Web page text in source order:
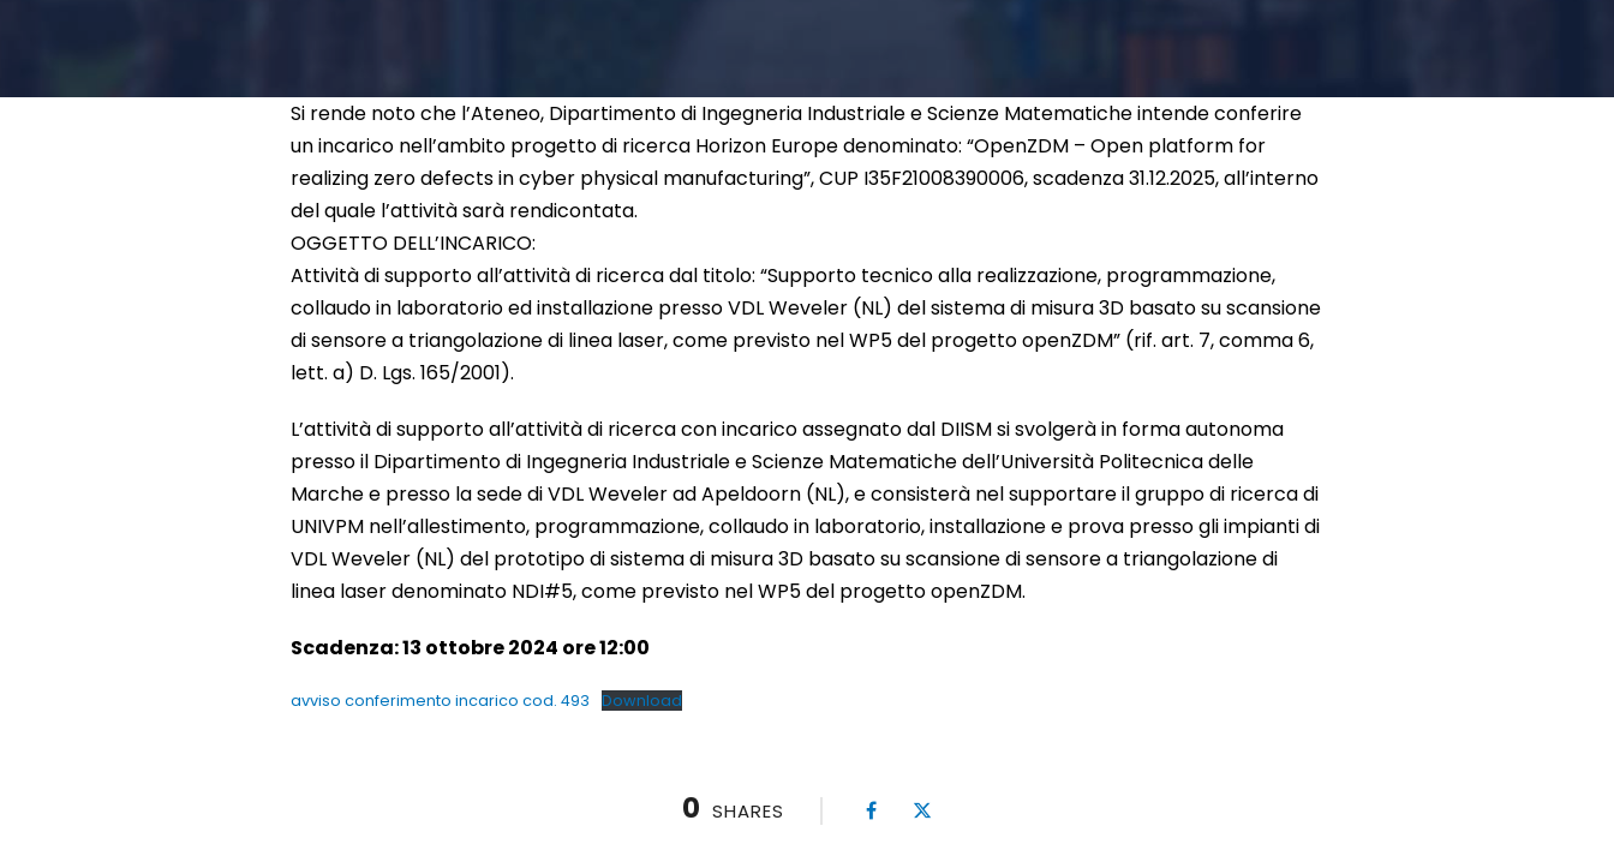
Si rende noto che l’Ateneo, Dipartimento di Ingegneria Industriale e Scienze Matematiche intende conferire
un incarico nell’ambito progetto di ricerca Horizon Europe denominato: “OpenZDM – Open platform for
realizing zero defects in cyber physical manufacturing”, CUP I35F21008390006, scadenza 31.12.2025, all’interno
del quale l’attività sarà rendicontata.
OGGETTO DELL’INCARICO:
Attività di supporto all’attività di ricerca dal titolo: “Supporto tecnico alla realizzazione, programmazione,
collaudo in laboratorio ed installazione presso VDL Weveler (NL) del sistema di misura 3D basato su scansione
di sensore a triangolazione di linea laser, come previsto nel WP5 del progetto openZDM” (rif. art. 7, comma 6,
lett. a) D. Lgs. 165/2001).
L’attività di supporto all’attività di ricerca con incarico assegnato dal DIISM si svolgerà in forma autonoma
presso il Dipartimento di Ingegneria Industriale e Scienze Matematiche dell’Università Politecnica delle
Marche e presso la sede di VDL Weveler ad Apeldoorn (NL), e consisterà nel supportare il gruppo di ricerca di
UNIVPM nell’allestimento, programmazione, collaudo in laboratorio, installazione e prova presso gli impianti di
VDL Weveler (NL) del prototipo di sistema di misura 3D basato su scansione di sensore a triangolazione di
linea laser denominato NDI#5, come previsto nel WP5 del progetto openZDM.
Scadenza: 13 ottobre 2024 ore 12:00
avviso conferimento incarico cod. 493 Download
0 SHARES